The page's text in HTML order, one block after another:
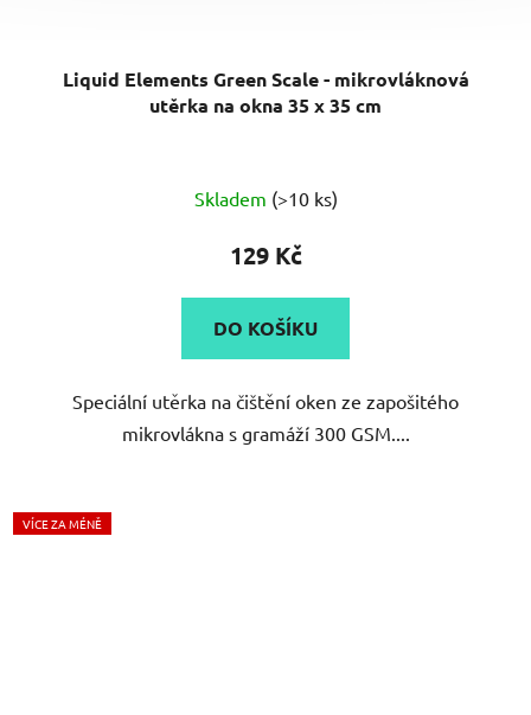
Liquid Elements Green Scale - mikrovláknová
utěrka na okna 35 x 35 cm
hodnocení
produktu
5,0
z
hvězdiček.
Skladem (>10 ks)
129 Kč
DO KOŠÍKU
Speciální utěrka na čištění oken ze zapošitého
mikrovlákna s gramáží 300 GSM....
VÍCE ZA MÉNĚ